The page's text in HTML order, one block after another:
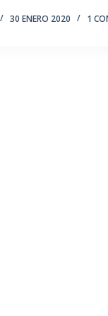
30 ENERO 2020 1